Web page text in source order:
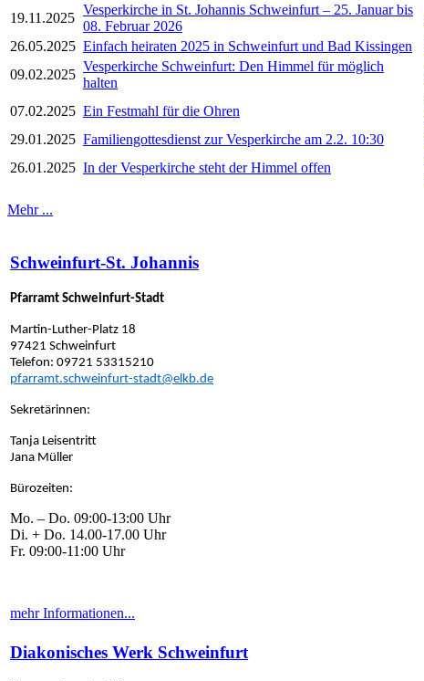
19.11.2025
Vesperkirche in St. Johannis Schweinfurt – 25. Januar bis
08. Februar 2026
26.05.2025 Einfach heiraten 2025 in Schweinfurt und Bad Kissingen
09.02.2025
Vesperkirche Schweinfurt: Den Himmel für möglich
halten
07.02.2025 Ein Festmahl für die Ohren
29.01.2025 Familiengottesdienst zur Vesperkirche am 2.2. 10:30
26.01.2025 In der Vesperkirche steht der Himmel offen
Mehr ...
Schweinfurt-St. Johannis
Pfarramt Schweinfurt-Stadt
Martin-Luther-Platz 18
97421 Schweinfurt
Telefon: 09721 53315210
pfarramt.schweinfurt-stadt@elkb.de
Sekretärinnen:
Tanja Leisentritt
Jana Müller
Bürozeiten:
Mo. – Do. 09:00-13:00 Uhr
Di. + Do. 14.00-17.00 Uhr
Fr. 09:00-11:00 Uhr
mehr Informationen...
Diakonisches Werk Schweinfurt